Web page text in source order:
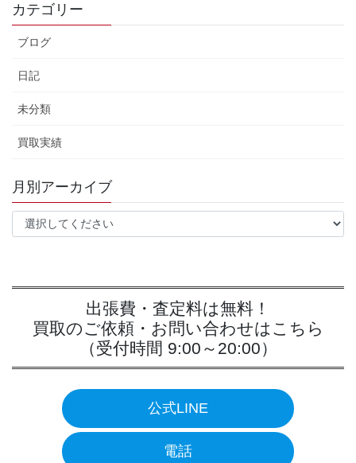
カテゴリー
ブログ
日記
未分類
買取実績
月別アーカイブ
出張費・査定料は無料！
買取のご依頼・お問い合わせはこちら
（受付時間 9:00～20:00）
公式LINE
電話